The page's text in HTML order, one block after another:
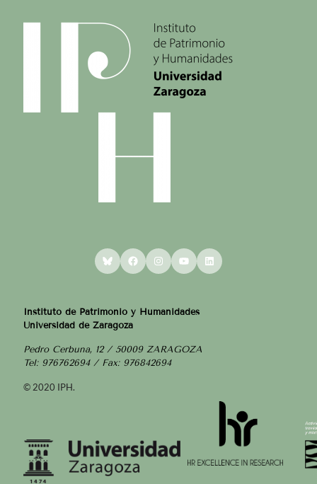
BlueskyFacebookInstagram
YouTubeLinkedIn
Instituto de Patrimonio y Humanidades
Universidad de Zaragoza
Pedro Cerbuna, 12 / 50009 ZARAGOZA
Tel: 976762694 / Fax: 976842694
© 2020 IPH.